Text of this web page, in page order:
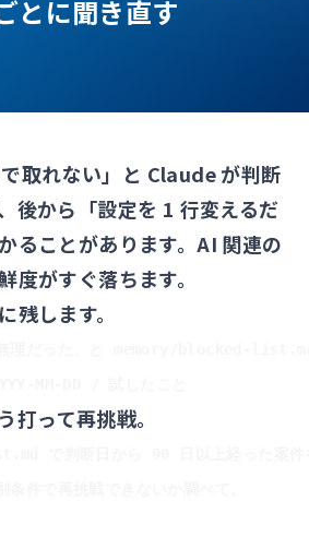
とに聞き直す
で取れない」と Claude が判断
後から「設定を 1 行変えるだ
ることがあります。AI 関連の
度がすぐ落ちます。
残します。
打って再挑戦。